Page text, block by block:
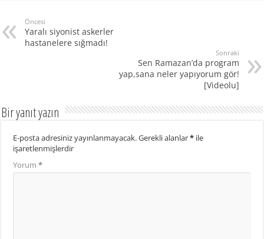
Öncesi
Yaralı siyonist askerler
hastanelere sığmadı!
Sonraki
Sen Ramazan’da program
yap,sana neler yapıyorum gör!
[Videolu]
Bir yanıt yazın
E-posta adresiniz yayınlanmayacak.Gerekli alanlar* ile
işaretlenmişlerdir
Yorum*